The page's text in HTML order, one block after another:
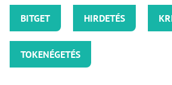
BITGET HIRDETÉS
TOKENÉGETÉS